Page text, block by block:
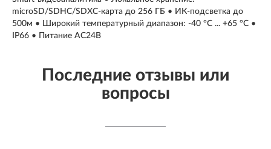
microSD/SDHC/SDXC-карта до 256 ГБ • ИК-подсветка до
500м • Широкий температурный диапазон: -40 °C ... +65 °C •
IP66 • Питание AC24В
Последние отзывы или
вопросы